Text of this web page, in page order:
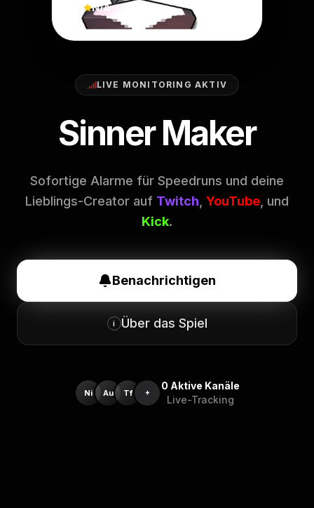
LIVE MONITORING AKTIV
Sinner Maker
Sofortige Alarme für Speedruns und deine
Lieblings-Creator auf Twitch YouTube , und
Kick.
Benachrichtigen
i Über das Spiel
Ni Au Tf +
0 Aktive Kanäle
Live-Tracking
N/A